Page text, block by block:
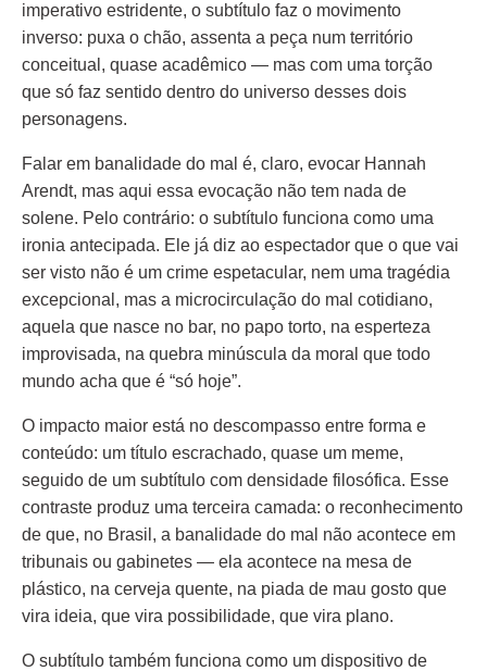
imperativo estridente, o subtítulo faz o movimento
inverso: puxa o chão, assenta a peça num território
conceitual, quase acadêmico — mas com uma torção
que só faz sentido dentro do universo desses dois
personagens.
Falar em banalidade do mal é, claro, evocar Hannah
Arendt, mas aqui essa evocação não tem nada de
solene. Pelo contrário: o subtítulo funciona como uma
ironia antecipada. Ele já diz ao espectador que o que vai
ser visto não é um crime espetacular, nem uma tragédia
excepcional, mas a microcirculação do mal cotidiano,
aquela que nasce no bar, no papo torto, na esperteza
improvisada, na quebra minúscula da moral que todo
mundo acha que é “só hoje”.
O impacto maior está no descompasso entre forma e
conteúdo: um título escrachado, quase um meme,
seguido de um subtítulo com densidade filosófica. Esse
contraste produz uma terceira camada: o reconhecimento
de que, no Brasil, a banalidade do mal não acontece em
tribunais ou gabinetes — ela acontece na mesa de
plástico, na cerveja quente, na piada de mau gosto que
vira ideia, que vira possibilidade, que vira plano.
O subtítulo também funciona como um dispositivo de